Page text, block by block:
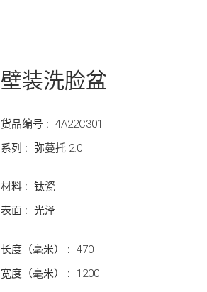
壁装洗脸盆
货品编号 : 4A22C301
系列 :
弥蔓托 2.0
材料 : 钛瓷
表面 : 光泽
长度（毫米） : 470
宽度（毫米） :
1200